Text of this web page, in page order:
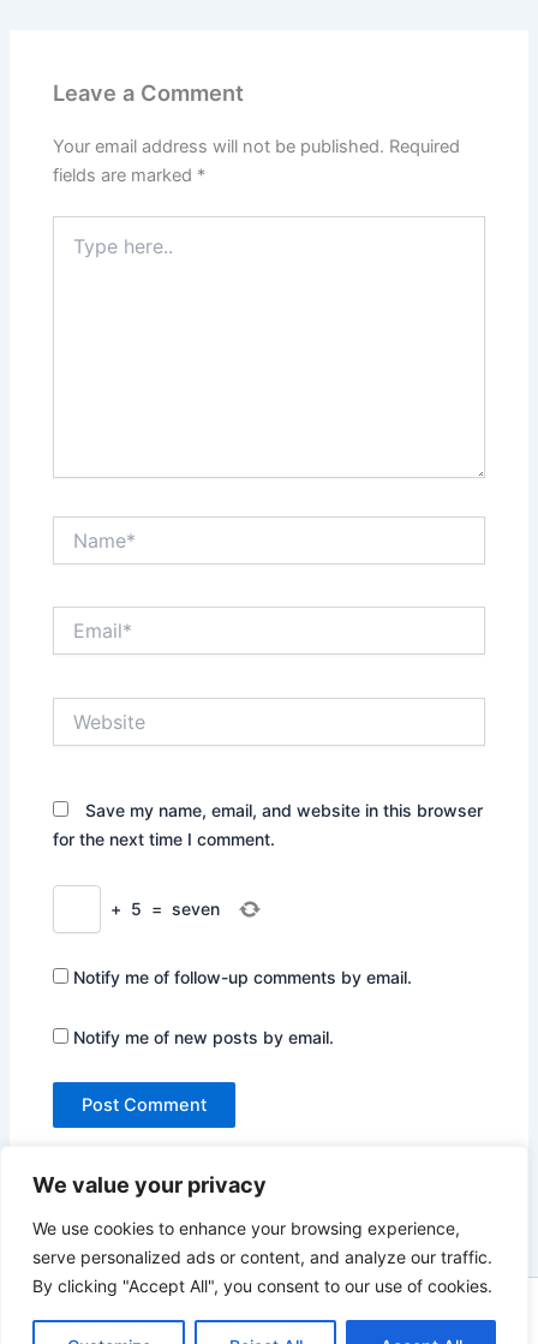
We value your privacy
We use cookies to enhance your browsing experience,
serve personalized ads or content, and analyze our traffic.
By clicking "Accept All", you consent to our use of cookies.
Leave a Comment
Your email address will not be published. Required
fields are marked *
here..
Save my name, email, and website in this browser
for the next time I comment.
+ 5 = seven
Notify me of follow-up comments by email.
Notify me of new posts by email.
Copyright © 2026 Not Only Hollywood | Powered byAstra